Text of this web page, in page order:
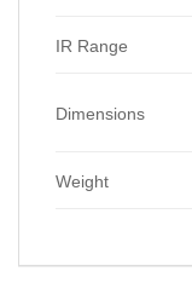
IR Range
Dimensions
Weight